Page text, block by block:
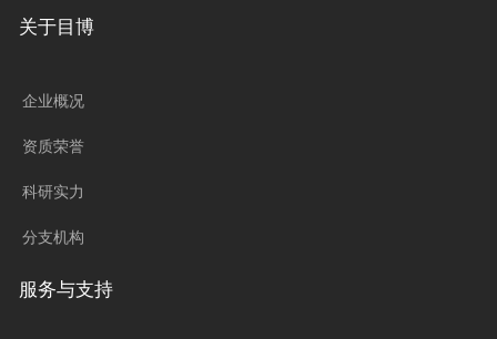
关于目博
企业概况
资质荣誉
科研实力
分支机构
服务与支持